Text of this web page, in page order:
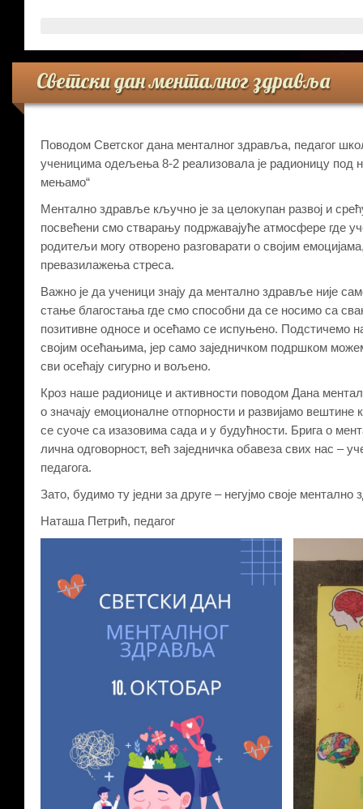
Светски дан менталног здравља
Поводом Светског дана менталног здравља, педагог
ученицима одељења 8-2 реализовала је радионицу под
мењамо“
Ментално здравље кључно је за целокупан развој и
посвећени смо стварању подржавајуће атмосфере где
родитељи могу отворено разговарати о својим
превазилажења стреса.
Важно је да ученици знају да ментално здравље није
стање благостања где смо способни да се носимо са
позитивне односе и осећамо се испуњено. Подстичемо
својим осећањима, јер само заједничком подршком
сви осећају сигурно и вољено.
Кроз наше радионице и активности поводом Дана
о значају емоционалне отпорности и развијамо вештине
се суоче са изазовима сада и у будућности. Брига о
лична одговорност, већ заједничка обавеза свих нас –
педагога.
Зато, будимо ту једни за друге – негујмо своје
Наташа Петрић, педагог